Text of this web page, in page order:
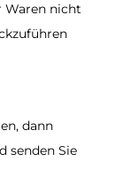
Waren nicht
dann
senden Sie